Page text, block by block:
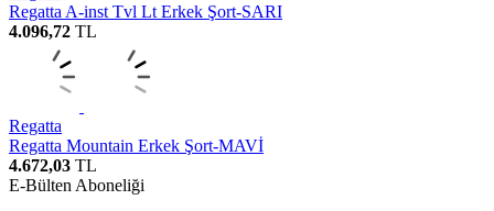
Regatta A-inst Tvl Lt Erkek Şort-SARI
4.096,72 TL
Regatta
Regatta Mountain Erkek Şort-MAVİ
4.672,03 TL
E-Bülten Aboneliği